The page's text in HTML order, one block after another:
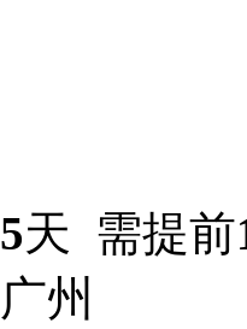
5天 需提前
广州